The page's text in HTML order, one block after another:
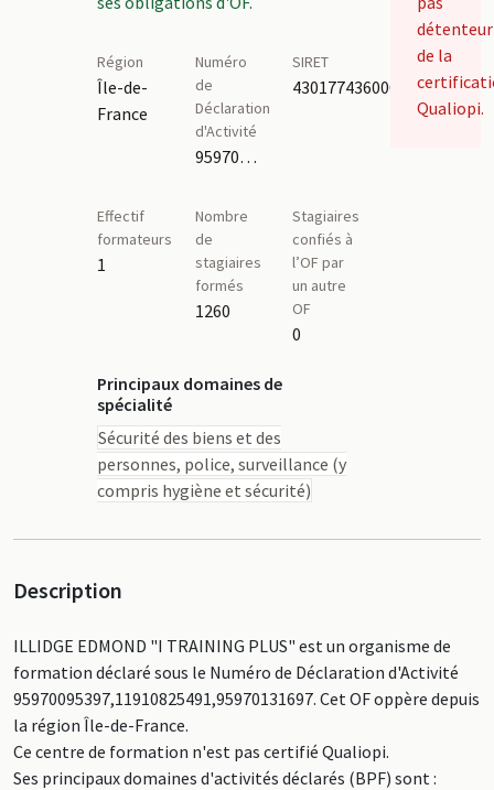
Région
Île-de-
France
Numéro
de
Déclaration
d'Activité
95970095397,11910825491,95970131697
SIRET
43017743600051
Effectif
formateurs
1
Nombre
de
stagiaires
formés
1260
Stagiaires
confiés à
l’OF par
un autre
OF
0
Principaux domaines de
spécialité
Sécurité des biens et des
personnes, police, surveillance (y
compris hygiène et sécurité)
détenteur
de la
Qualiopi.
Description
ILLIDGE EDMOND "I TRAINING PLUS" est un organisme de
formation déclaré sous le Numéro de Déclaration d'Activité
95970095397,11910825491,95970131697. Cet OF oppère depuis
la région Île-de-France.
Ce centre de formation n'est pas certifié Qualiopi.
Ses principaux domaines d'activités déclarés (BPF) sont :